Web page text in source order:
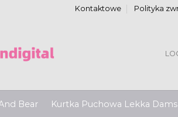
Kontaktowe Polityka
Bear Kurtka Puchowa Lekka